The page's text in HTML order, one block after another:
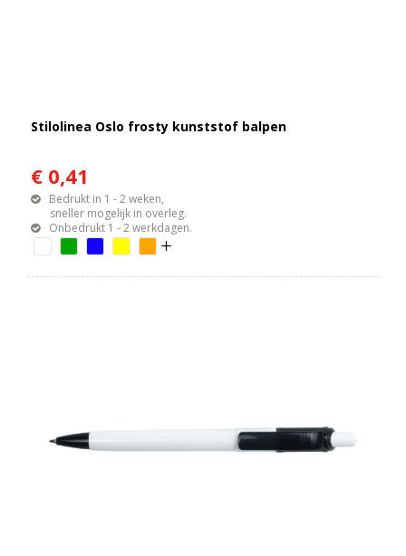
Stilolinea Oslo frosty kunststof balpen
€ 0,41
Bedrukt in 1 - 2 weken,
sneller mogelijk in overleg.
Onbedrukt 1 - 2 werkdagen.